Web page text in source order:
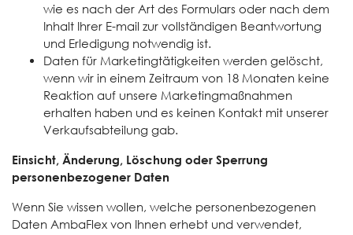
wie es nach der Art des Formulars oder nach dem
Inhalt Ihrer E-mail zur vollständigen Beantwortung
und Erledigung notwendig ist.
Daten für Marketingtätigkeiten werden gelöscht,
wenn wir in einem Zeitraum von 18 Monaten keine
Reaktion auf unsere Marketingmaßnahmen
erhalten haben und es keinen Kontakt mit unserer
Verkaufsabteilung gab.
Einsicht, Änderung, Löschung oder Sperrung
personenbezogener Daten
Wenn Sie wissen wollen, welche personenbezogenen
Daten AmbaFlex von Ihnen erhebt und verwendet,